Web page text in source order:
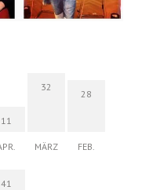
11
32
MÄRZ
28
FEB.
41